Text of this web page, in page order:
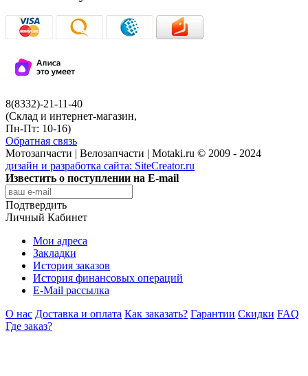
8(8332)-21-11-40
(Склад и интернет-магазин,
Пн-Пт: 10-16)
Обратная связь
Мотозапчасти | Велозапчасти | Motaki.ru © 2009 - 2024
дизайн и разработка сайта: SiteCreator.ru
Известить о поступлении на E-mail
Подтвердить
Личный Кабинет
Мои адреса
Закладки
История заказов
История финансовых операций
E-Mail рассылка
О нас Доставка и оплата Как заказать? Гарантии Скидки FAQ
Где заказ?